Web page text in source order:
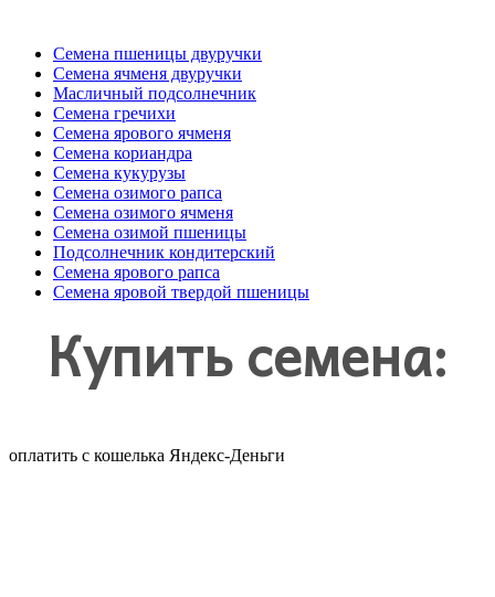
Семена пшеницы двуручки
Семена ячменя двуручки
Масличный подсолнечник
Семена гречихи
Семена ярового ячменя
Семена кориандра
Семена кукурузы
Семена озимого рапса
Семена озимого ячменя
Семена озимой пшеницы
Подсолнечник кондитерский
Семена ярового рапса
Семена яровой твердой пшеницы
Купить семена:
оплатить с кошелька Яндекс-Деньги